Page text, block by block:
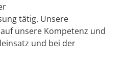
tätig. Unsere
unsere Kompetenz und
und bei der